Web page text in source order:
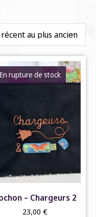
En rupture de stock
– Chargeurs 2
23,00 €